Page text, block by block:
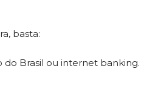
basta:
do Brasil ou internet banking.